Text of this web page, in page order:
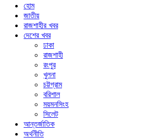
হোম
জাতীয়
রাজশাহীর খবর
দেশের খবর
ঢাকা
রাজশাহী
রংপুর
খুলনা
চট্টগ্রাম
বরিশাল
ময়মনসিংহ
সিলেট
আন্তর্জাতিক
অর্থনীতি